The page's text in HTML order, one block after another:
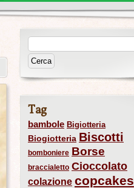
Tag
bambole Bigiotteria
Biogiotteria Biscotti
bomboniere Borse
braccialetto Cioccolato
colazione copcakes